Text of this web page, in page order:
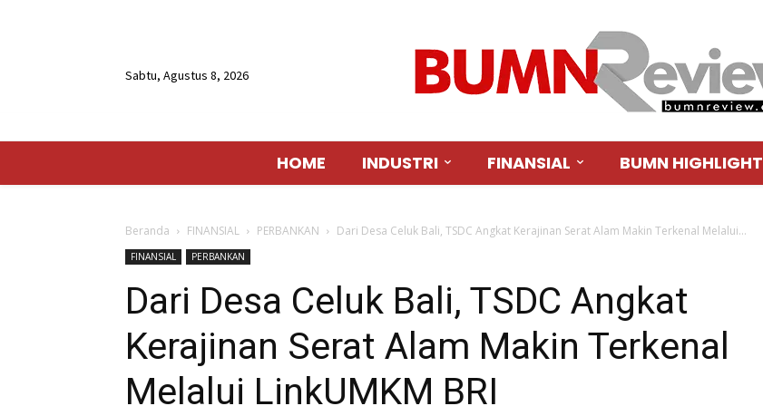
Sabtu, Agustus 8, 2026
HOME INDUSTRI FINANSIAL BUMN HIGHLIGHT
Beranda FINANSIAL PERBANKAN Dari Desa Celuk Bali, TSDC Angkat Kerajinan Serat Alam Makin Terkenal Melalui...
FINANSIAL PERBANKAN
Dari Desa Celuk Bali, TSDC Angkat
Kerajinan Serat Alam Makin Terkenal
Melalui LinkUMKM BRI